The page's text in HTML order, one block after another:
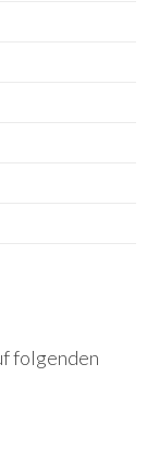
folgenden